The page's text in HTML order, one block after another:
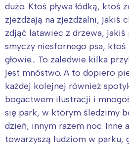
dużo. Ktoś pływa łódką, ktoś
zjeżdżają na zjeżdżalni, jakiś
zdjąć latawiec z drzewa, jakiś
smyczy niesfornego psa, ktoś
głowie… To zaledwie kilka
jest mnóstwo. A to dopiero
każdej kolejnej również
bogactwem ilustracji i
się park, w którym śledzimy
dzień, innym razem noc. Inne
towarzyszą ludziom w parku,